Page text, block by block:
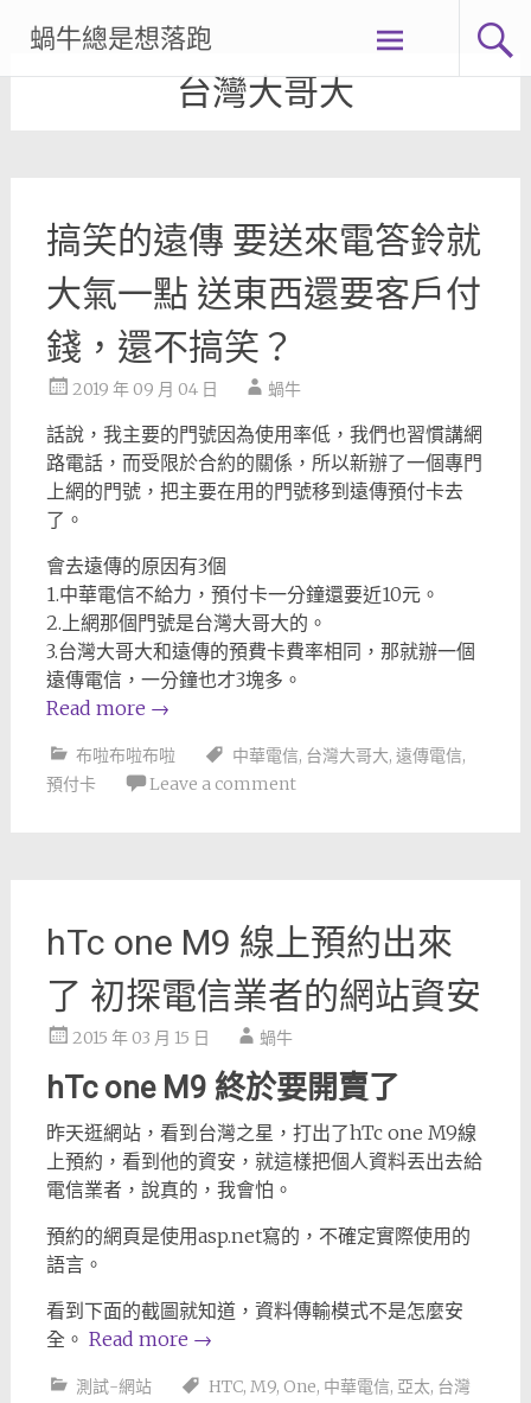
content
蝸牛總是想落跑
台灣大哥大
搞笑的遠傳 要送來電答鈴就
大氣一點 送東西還要客戶付
錢，還不搞笑？
2019 年 09 月 04 日 蝸牛
話說，我主要的門號因為使用率低，我們也習慣講網
路電話，而受限於合約的關係，所以新辦了一個專門
上網的門號，把主要在用的門號移到遠傳預付卡去
了。
會去遠傳的原因有3個
1.中華電信不給力，預付卡一分鐘還要近10元。
2.上網那個門號是台灣大哥大的。
3.台灣大哥大和遠傳的預費卡費率相同，那就辦一個
遠傳電信，一分鐘也才3塊多。
Read more →
布啦布啦布啦 中華電信, 台灣大哥大, 遠傳電信,
預付卡
Leave a comment
hTc one M9 線上預約出來
了 初探電信業者的網站資安
2015 年 03 月 15 日 蝸牛
hTc one M9 終於要開賣了
昨天逛網站，看到台灣之星，打出了hTc one M9線
上預約，看到他的資安，就這樣把個人資料丟出去給
電信業者，說真的，我會怕。
預約的網頁是使用asp.net寫的，不確定實際使用的
語言。
看到下面的截圖就知道，資料傳輸模式不是怎麼安
全。 Read more →
測試-網站 HTC, M9, One, 中華電信, 亞太, 台灣